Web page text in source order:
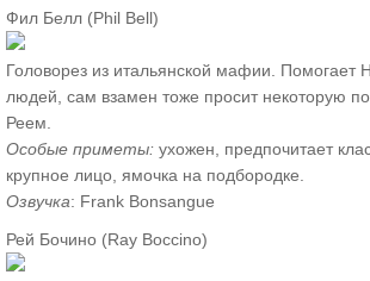
Фил Белл (Phil Bell)
Головорез из итальянской мафии. Помогает
людей, сам взамен тоже просит некоторую
Реем.
Особые приметы: ухожен, предпочитает
крупное лицо, ямочка на подбородке.
Озвучка: Frank Bonsangue
Рей Бочино (Ray Boccino)